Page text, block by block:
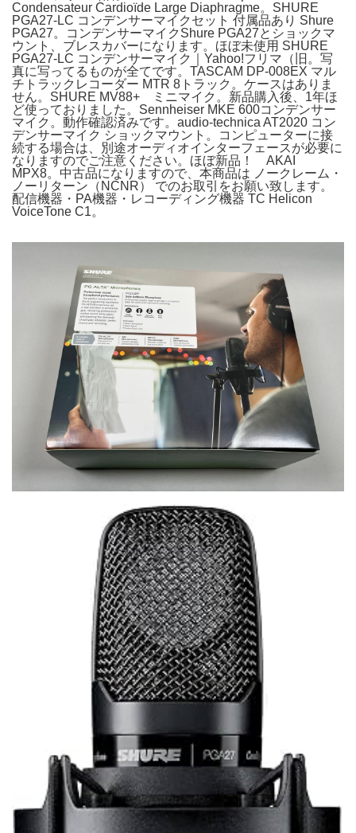
Condensateur Cardioïde Large Diaphragme。SHURE
PGA27-LC コンデンサーマイクセット 付属品あり Shure
PGA27。コンデンサーマイクShure PGA27とショックマ
ウント、ブレスカバーになります。ほぼ未使用 SHURE
PGA27-LC コンデンサーマイク｜Yahoo!フリマ（旧。写
真に写ってるものが全てです。TASCAM DP-008EX マル
チトラックレコーダー MTR 8トラック。ケースはありま
せん。SHURE MV88+ ミニマイク。新品購入後、1年ほ
ど使っておりました。Sennheiser MKE 600コンデンサー
マイク。動作確認済みです。audio-technica AT2020 コン
デンサーマイク ショックマウント。コンピューターに接
続する場合は、別途オーディオインターフェースが必要に
なりますのでご注意ください。ほぼ新品！ AKAI
MPX8。中古品になりますので、本商品は ノークレーム・
ノーリターン（NCNR） でのお取引をお願い致します。
配信機器・PA機器・レコーディング機器 TC Helicon
VoiceTone C1。